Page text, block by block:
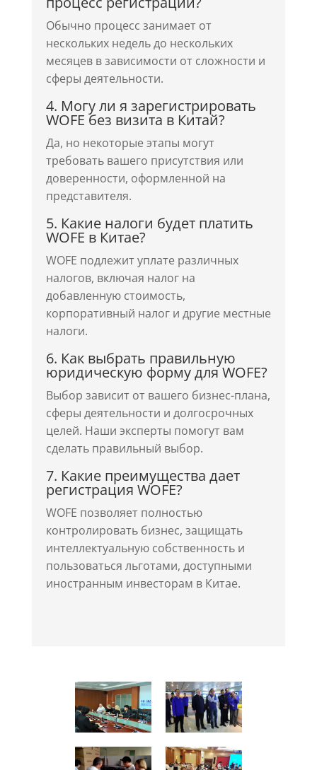
Обычно процесс занимает от
нескольких недель до нескольких
месяцев в зависимости от сложности и
сферы деятельности.
4. Могу ли я зарегистрировать
WOFE без визита в Китай?
Да, но некоторые этапы могут
требовать вашего присутствия или
доверенности, оформленной на
представителя.
5. Какие налоги будет платить
WOFE в Китае?
WOFE подлежит уплате различных
налогов, включая налог на
добавленную стоимость,
корпоративный налог и другие местные
налоги.
6. Как выбрать правильную
юридическую форму для WOFE?
Выбор зависит от вашего бизнес-плана,
сферы деятельности и долгосрочных
целей. Наши эксперты помогут вам
сделать правильный выбор.
7. Какие преимущества дает
регистрация WOFE?
WOFE позволяет полностью
контролировать бизнес, защищать
интеллектуальную собственность и
пользоваться льготами, доступными
иностранным инвесторам в Китае.